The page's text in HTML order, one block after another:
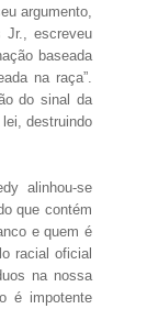
argumento,
Jr., escreveu
baseada
na raça”.
do sinal da
destruindo
alinhou-se
que contém
e quem é
racial oficial
na nossa
é impotente